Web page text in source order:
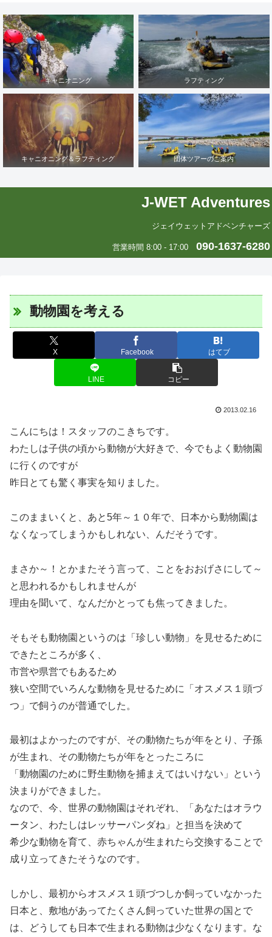
キャニオニング ラフティング
キャニオニング＆ラフティング 団体ツアーのご案内
J-WET Adventures
ジェイウェットアドベンチャーズ
営業時間 8:00 - 17:00 090-1637-6280
動物園を考える
X Facebook はてブ
LINE コピー
2013.02.16
こんにちは！スタッフのこきちです。
わたしは子供の頃から動物が大好きで、今でもよく動物園
に行くのですが
昨日とても驚く事実を知りました。
このままいくと、あと5年～１０年で、日本から動物園は
なくなってしまうかもしれない、んだそうです。
まさか～！とかまたそう言って、ことをおおげさにして～
と思われるかもしれませんが
理由を聞いて、なんだかとっても焦ってきました。
そもそも動物園というのは「珍しい動物」を見せるために
できたところが多く、
市営や県営でもあるため
狭い空間でいろんな動物を見せるために「オスメス１頭づ
つ」で飼うのが普通でした。
最初はよかったのですが、その動物たちが年をとり、子孫
が生まれ、その動物たちが年をとったころに
「動物園のために野生動物を捕まえてはいけない」という
決まりができました。
なので、今、世界の動物園はそれぞれ、「あなたはオラウ
ータン、わたしはレッサーパンダね」と担当を決めて
希少な動物を育て、赤ちゃんが生まれたら交換することで
成り立ってきたそうなのです。
しかし、最初からオスメス１頭づつしか飼っていなかった
日本と、敷地があってたくさん飼っていた世界の国とで
は、どうしても日本で生まれる動物は少なくなります。な